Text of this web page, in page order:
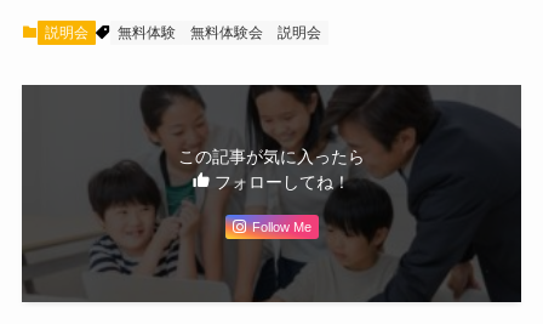
説明会 無料体験 無料体験会 説明会
この記事が気に入ったら
フォローしてね！
Follow Me